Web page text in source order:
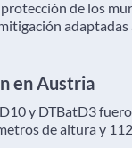
de los
en Austria
y DTBatD3
de altura y